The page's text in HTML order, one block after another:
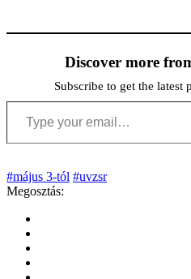
Discover more
Subscribe to get the latest
Type your email…
#május 3-tól #uvzsr
Megosztás: